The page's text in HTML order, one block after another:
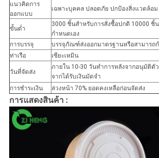
แนวคิดการ
ออกแบบ
เฉพาะบุคคล ปลอดภัย ปกป้องสิ่งแวดล้อ
ขั้นต่ำ
3000 ชิ้นสำหรับการสั่งซื้อปกติ 10000 ชิ้
กำหนดเอง
การบรรจุ
บรรจุภัณฑ์ส่งออกมาตรฐานหรือสามารถก
ท่าเรือ
เซียะเหมิน
วันที่จัดส่ง
ภายใน 10-30 วันทำการหลังจากอนุมัติตั
จากได้รับเงินมัดจำ
การชำระเงิน
ล่วงหน้า 70% ยอดคงเหลือก่อนจัดส่ง
การแสดงสินค้า :